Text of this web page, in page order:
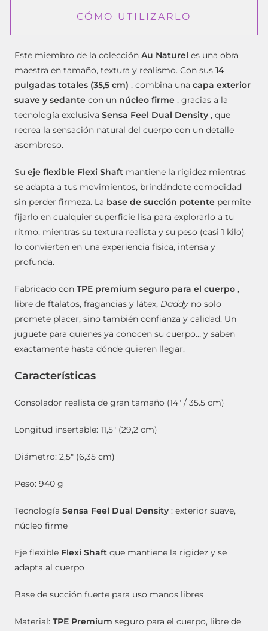
CÓMO UTILIZARLO
Este miembro de la colección Au Naturel es una obra
maestra en tamaño, textura y realismo. Con sus 14
pulgadas totales (35,5 cm) , combina una capa exterior
suave y sedante con un núcleo firme , gracias a la
tecnología exclusiva Sensa Feel Dual Density , que
recrea la sensación natural del cuerpo con un detalle
asombroso.
Su eje flexible Flexi Shaft mantiene la rigidez mientras
se adapta a tus movimientos, brindándote comodidad
sin perder firmeza. La base de succión potente permite
fijarlo en cualquier superficie lisa para explorarlo a tu
ritmo, mientras su textura realista y su peso (casi 1 kilo)
lo convierten en una experiencia física, intensa y
profunda.
Fabricado con TPE premium seguro para el cuerpo ,
libre de ftalatos, fragancias y látex, Daddy no solo
promete placer, sino también confianza y calidad. Un
juguete para quienes ya conocen su cuerpo… y saben
exactamente hasta dónde quieren llegar.
Características
Consolador realista de gran tamaño (14″ / 35.5 cm)
Longitud insertable: 11,5″ (29,2 cm)
Diámetro: 2,5″ (6,35 cm)
Peso: 940 g
Tecnología Sensa Feel Dual Density : exterior suave,
núcleo firme
Eje flexible Flexi Shaft que mantiene la rigidez y se
adapta al cuerpo
Base de succión fuerte para uso manos libres
Material: TPE Premium seguro para el cuerpo, libre de